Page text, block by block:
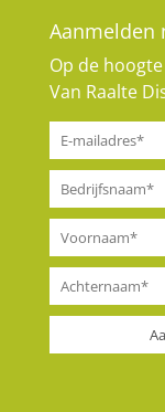
Aanmelden
Op de
Van Raalte